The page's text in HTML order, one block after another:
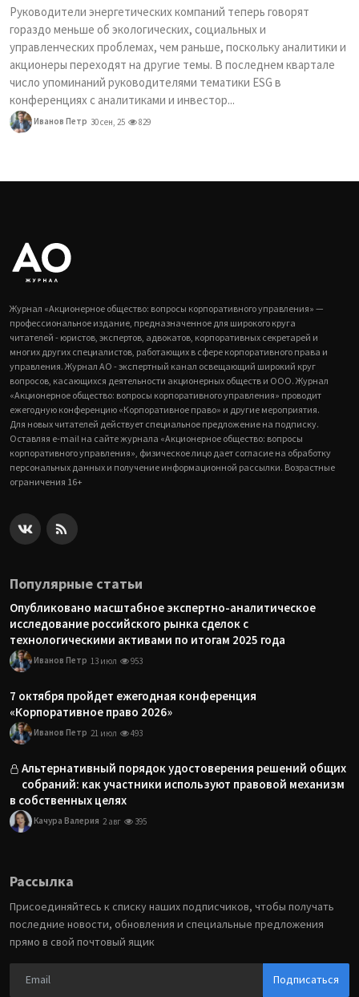
Руководители энергетических компаний теперь говорят
гораздо меньше об экологических, социальных и
управленческих проблемах, чем раньше, поскольку аналитики и
акционеры переходят на другие темы. В последнем квартале
число упоминаний руководителями тематики ESG в
конференциях с аналитиками и инвестор...
Иванов Петр 30 сен, 25 829
Журнал «Акционерное общество: вопросы корпоративного управления» —
профессиональное издание, предназначенное для широкого круга
читателей - юристов, экспертов, адвокатов, корпоративных секретарей и
многих других специалистов, работающих в сфере корпоративного права и
управления. Журнал АО - экспертный канал освещающий широкий круг
вопросов, касающихся деятельности акционерных обществ и ООО. Журнал
«Акционерное общество: вопросы корпоративного управления» проводит
ежегодную конференцию «Корпоративное право» и другие мероприятия.
Для новых читателей действует специальное предложение на подписку.
Оставляя e-mail на сайте журнала «Акционерное общество: вопросы
корпоративного управления», физическое лицо дает согласие на обработку
персональных данных и получение информационной рассылки. Возрастные
ограничения 16+
Популярные статьи
Опубликовано масштабное экспертно-аналитическое
исследование российского рынка сделок с
технологическими активами по итогам 2025 года
Иванов Петр 13 июл 953
7 октября пройдет ежегодная конференция
«Корпоративное право 2026»
Иванов Петр 21 июл 493
Альтернативный порядок удостоверения решений общих
собраний: как участники используют правовой механизм
в собственных целях
Качура Валерия 2 авг 395
Рассылка
Присоединяйтесь к списку наших подписчиков, чтобы получать
последние новости, обновления и специальные предложения
прямо в свой почтовый ящик
Подписаться